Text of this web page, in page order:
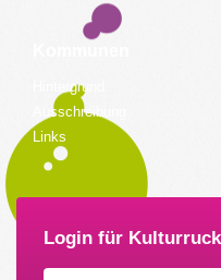
Hintergrund
Ausschreibung
Links